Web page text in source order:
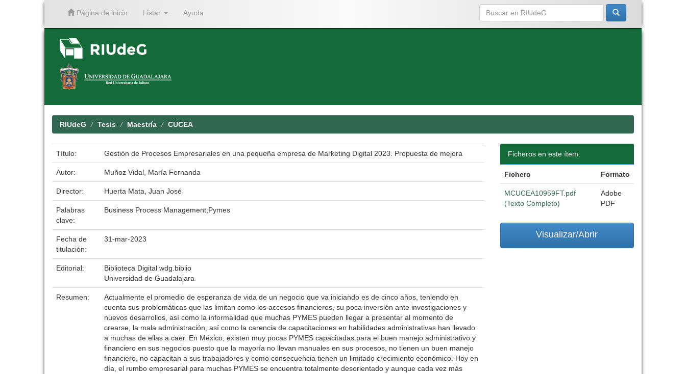
Página de inicio Listar Ayuda
RIUdeG Tesis Maestría CUCEA
Título: Gestión de Procesos Empresariales en una pequeña empresa de Marketing Digital 2023. Propuesta de mejora
Autor: Muñoz Vidal, María Fernanda
Director: Huerta Mata, Juan José
Palabras
clave:
Business Process Management;Pymes
Fecha de
titulación:
31-mar-2023
Editorial:
Biblioteca Digital wdg.biblio
Universidad de Guadalajara
Resumen:
Actualmente el promedio de esperanza de vida de un negocio que va iniciando es de cinco años, teniendo en
cuenta sus problemáticas que las limitan como los accesos financieros, su poca inversión ante investigaciones y
nuevos desarrollos, así como la informalidad que muchas PYMES pueden llegar a presentar al momento de
crearse, la mala administración, así como la carencia de capacitaciones en habilidades administrativas han llevado
a muchas de ellas a caer. En México, existen muy pocas PYMES capacitadas para el buen manejo administrativo y
financiero en sus negocios puesto que la mayoría no llevan manuales en sus procesos, no tienen un buen manejo
financiero, no capacitan a sus trabajadores y como consecuencia tienen un limitado crecimiento económico. Hoy en
día, el rumbo empresarial para muchas PYMES se encuentra totalmente desorientado y aunque cada vez más
Ficheros en este ítem:
Fichero Formato
MCUCEA10959FT.pdf
(Texto Completo)
Adobe
PDF
Visualizar/Abrir